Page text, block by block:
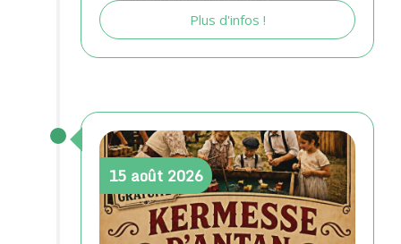
Plus d'infos !
15 août 2026